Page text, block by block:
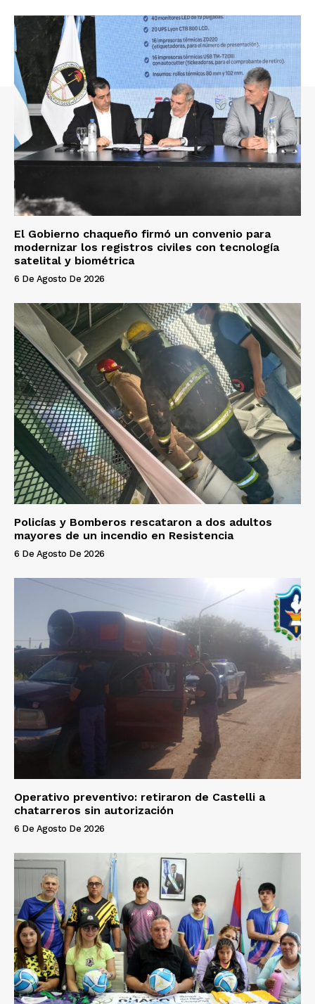
El Gobierno chaqueño firmó un convenio para
modernizar los registros civiles con tecnología
satelital y biométrica
6 De Agosto De 2026
Policías y Bomberos rescataron a dos adultos
mayores de un incendio en Resistencia
6 De Agosto De 2026
Operativo preventivo: retiraron de Castelli a
chatarreros sin autorización
6 De Agosto De 2026